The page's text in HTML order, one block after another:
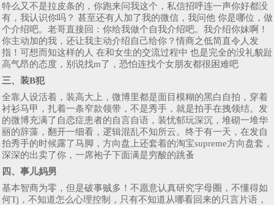
特么又不是拉皮条的，你跑来问我这个，私信招呼连一声你好都没
有，我认识你吗？ 甚至还有人加了我的微信，我问他 你是哪位，做
个介绍吧。老哥直接回：你给我做个自我介绍吧。我介绍你妹啊！
你主动加的我，还让我主动介绍自己给你？情商之低简直令人发
指！可想而知这样的人 在和女生的交流过程中 也是完全的没礼貌趾
高气昂的态度，别说找m了，恐怕连找个女朋友都很困难吧
三、装B犯
全靠人设活着，装高大上，微博里都是面目模糊的黑白自拍，穿着
衬衫马甲，扎着一条窄款领带，不是秀手，就是拍手在拽领结。发
的微博充满了自恋症患者的自言自语，装忧郁玩深沉，堆砌一堆华
丽的辞藻，翻开一细看，逻辑混乱不知所云。终于有一天，在发自
拍秀手的时候露了马脚，方向盘上还套着的淘宝supreme方向盘套，
深深的出卖了你，一席袍子下面满是穷酸的跳蚤
四、事儿妈男
基本智商为零，但是破事贼多！不愿意认真研究字母圈，不懂得如
何Tj，不知道怎么心理控制，只有不知道从哪看回来的只言片语，